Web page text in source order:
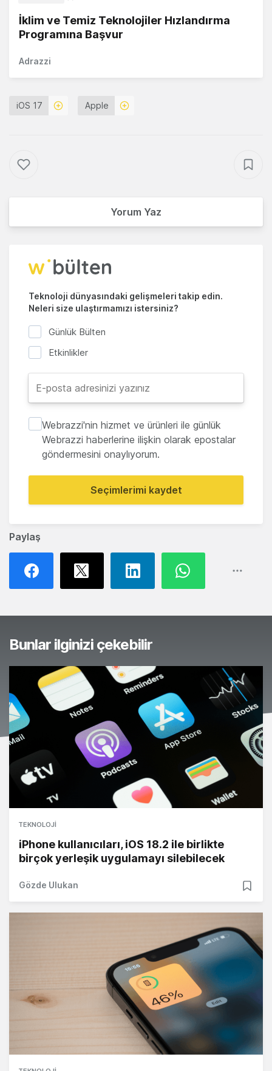
Paylaş
İklim ve Temiz Teknolojiler Hızlandırma
Programına Başvur
Adrazzi
iOS 17 Apple
Yorum Yaz
Teknoloji dünyasındaki gelişmeleri takip edin.
Neleri size ulaştırmamızı istersiniz?
Günlük Bülten
Etkinlikler
Webrazzi'nin hizmet ve ürünleri ile günlük
Webrazzi haberlerine ilişkin olarak epostalar
göndermesini onaylıyorum.
Seçimlerimi kaydet
Bunlar ilginizi çekebilir
TEKNOLOJI
iPhone kullanıcıları, iOS 18.2 ile birlikte
birçok yerleşik uygulamayı silebilecek
Gözde Ulukan